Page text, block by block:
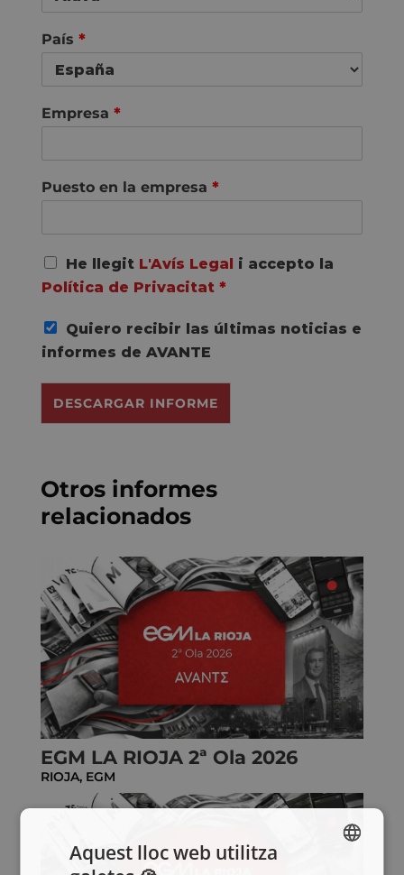
País *
Empresa *
Puesto en la empresa *
A
c
u
r
d
R
P
He llegit L'Avís Legal
i accepto la
Política de Privacitat *
Quiero recibir las últimas noticias e
informes de AVANTE
DESCARGAR INFORME
Otros informes
relacionados
EGM LA RIOJA 2ª Ola 2026
RIOJA, EGM
Aquest lloc web utilitza